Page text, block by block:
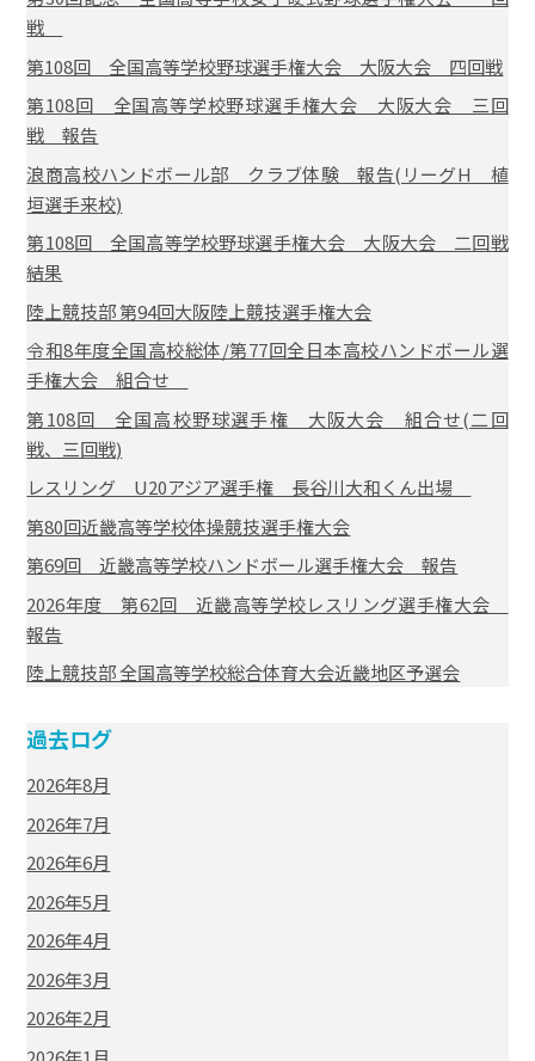
戦
第108回 全国高等学校野球選手権大会 大阪大会 四回戦
第108回 全国高等学校野球選手権大会 大阪大会 三回
戦 報告
浪商高校ハンドボール部 クラブ体験 報告(リーグH 植
垣選手来校)
第108回 全国高等学校野球選手権大会 大阪大会 二回戦
結果
陸上競技部 第94回大阪陸上競技選手権大会
令和8年度全国高校総体/第77回全日本高校ハンドボール選
手権大会 組合せ
第108回 全国高校野球選手権 大阪大会 組合せ(二回
戦、三回戦)
レスリング U20アジア選手権 長谷川大和くん出場
第80回近畿高等学校体操競技選手権大会
第69回 近畿高等学校ハンドボール選手権大会 報告
2026年度 第62回 近畿高等学校レスリング選手権大会
報告
陸上競技部 全国高等学校総合体育大会近畿地区予選会
過去ログ
2026年8月
2026年7月
2026年6月
2026年5月
2026年4月
2026年3月
2026年2月